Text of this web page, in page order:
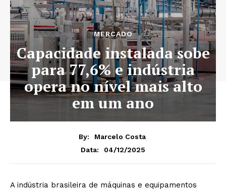
MERCADO
Capacidade instalada sobe
para 77,6% e indústria
opera no nível mais alto
em um ano
By:
Marcelo Costa
Data:
04/12/2025
A indústria brasileira de máquinas e equipamentos